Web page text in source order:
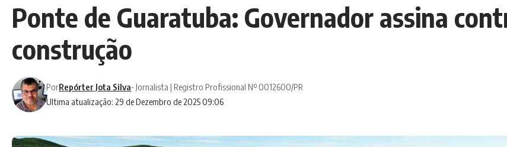
Ponte de Guaratuba: Governador assina
construção
Ultima atualização: 29 de Dezembro de 2025 09:06
PorRepórter Jota Silva- Jornalista | Registro Profissional Nº 0012600/PR